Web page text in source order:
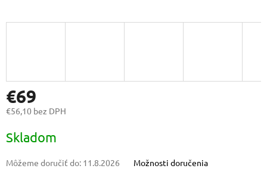
€69
€56,10 bez DPH
cena:
Skladom
Môžeme doručiť do: 11.8.2026 Možnosti doručenia